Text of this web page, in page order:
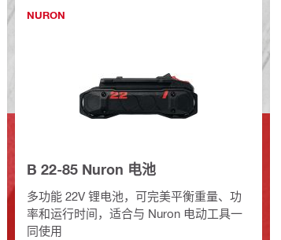
NURON
B 22-85 Nuron 电池
多功能 22V 锂电池，可完美平衡重量、功
率和运行时间，适合与 Nuron 电动工具一
同使用